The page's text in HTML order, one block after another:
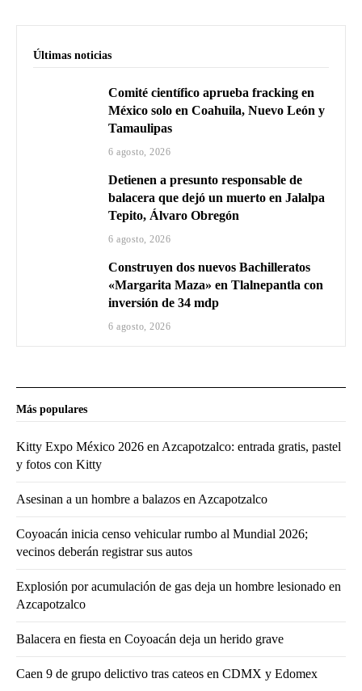
Últimas noticias
Comité científico aprueba fracking en
México solo en Coahuila, Nuevo León y
Tamaulipas
6 agosto, 2026
Detienen a presunto responsable de
balacera que dejó un muerto en Jalalpa
Tepito, Álvaro Obregón
6 agosto, 2026
Construyen dos nuevos Bachilleratos
«Margarita Maza» en Tlalnepantla con
inversión de 34 mdp
6 agosto, 2026
Más populares
Kitty Expo México 2026 en Azcapotzalco: entrada gratis, pastel
y fotos con Kitty
Asesinan a un hombre a balazos en Azcapotzalco
Coyoacán inicia censo vehicular rumbo al Mundial 2026;
vecinos deberán registrar sus autos
Explosión por acumulación de gas deja un hombre lesionado en
Azcapotzalco
Balacera en fiesta en Coyoacán deja un herido grave
Caen 9 de grupo delictivo tras cateos en CDMX y Edomex